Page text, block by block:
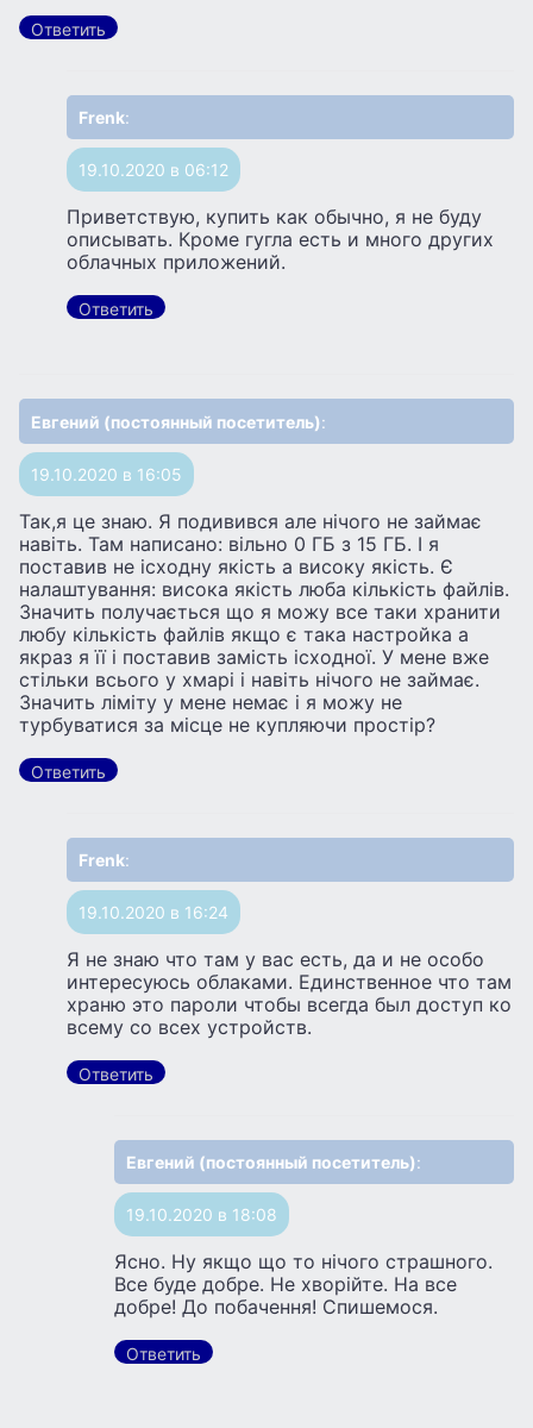
Ответить
Frenk:
19.10.2020 в 06:12
Приветствую, купить как обычно, я не буду
описывать. Кроме гугла есть и много других
облачных приложений.
Ответить
Евгений (постоянный посетитель):
19.10.2020 в 16:05
Так,я це знаю. Я подивився але нічого не займає
навіть. Там написано: вільно 0 ГБ з 15 ГБ. І я
поставив не ісходну якість а високу якість. Є
налаштування: висока якість люба кількість файлів.
Значить получається що я можу все таки хранити
любу кількість файлів якщо є така настройка а
якраз я її і поставив замість ісходної. У мене вже
стільки всього у хмарі і навіть нічого не займає.
Значить ліміту у мене немає і я можу не
турбуватися за місце не купляючи простір?
Ответить
Frenk:
19.10.2020 в 16:24
Я не знаю что там у вас есть, да и не особо
интересуюсь облаками. Единственное что там
храню это пароли чтобы всегда был доступ ко
всему со всех устройств.
Ответить
Евгений (постоянный посетитель):
19.10.2020 в 18:08
Ясно. Ну якщо що то нічого страшного.
Все буде добре. Не хворійте. На все
добре! До побачення! Спишемося.
Ответить